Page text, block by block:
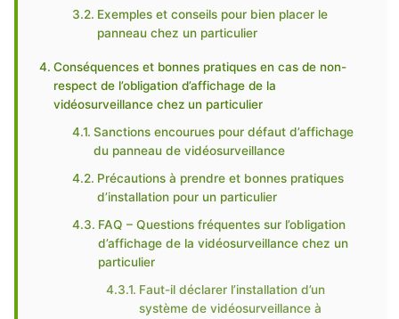
Exemples et conseils pour bien placer le
panneau chez un particulier
Conséquences et bonnes pratiques en cas de non-
respect de l’obligation d’affichage de la
vidéosurveillance chez un particulier
Sanctions encourues pour défaut d’affichage
du panneau de vidéosurveillance
Précautions à prendre et bonnes pratiques
d’installation pour un particulier
FAQ – Questions fréquentes sur l’obligation
d’affichage de la vidéosurveillance chez un
particulier
Faut-il déclarer l’installation d’un
système de vidéosurveillance à